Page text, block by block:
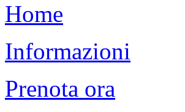
Home
Informazioni
Prenota ora